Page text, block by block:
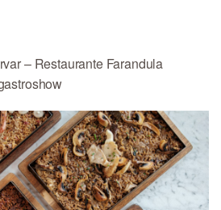
– Restaurante Farandula